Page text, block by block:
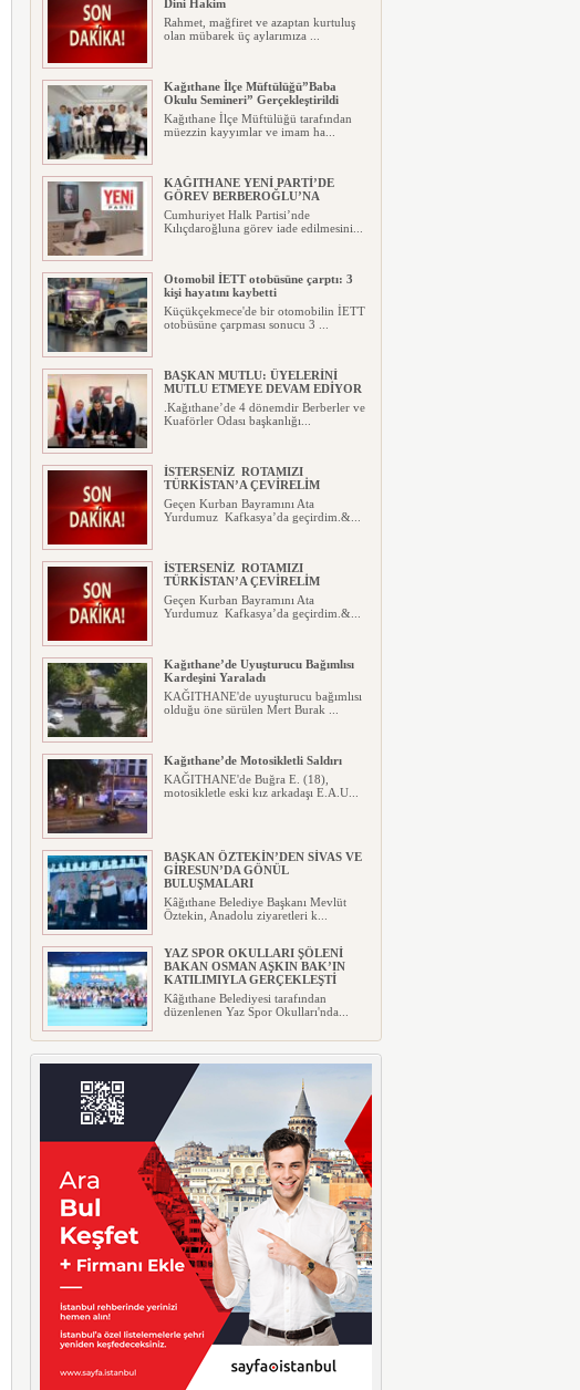
Dini Hakim
Rahmet, mağfiret ve azaptan kurtuluş
olan mübarek üç aylarımıza ...
Kağıthane İlçe Müftülüğü”Baba
Okulu Semineri” Gerçekleştirildi
Kağıthane İlçe Müftülüğü tarafından
müezzin kayyımlar ve imam ha...
KAĞITHANE YENİ PARTİ’DE
GÖREV BERBEROĞLU’NA
Cumhuriyet Halk Partisi’nde
Kılıçdaroğluna görev iade edilmesini...
Otomobil İETT otobüsüne çarptı: 3
kişi hayatını kaybetti
Küçükçekmece'de bir otomobilin İETT
otobüsüne çarpması sonucu 3 ...
BAŞKAN MUTLU: ÜYELERİNİ
MUTLU ETMEYE DEVAM EDİYOR
.Kağıthane’de 4 dönemdir Berberler ve
Kuaförler Odası başkanlığı...
İSTERSENİZ ROTAMIZI
TÜRKİSTAN’A ÇEVİRELİM
Geçen Kurban Bayramını Ata
Yurdumuz Kafkasya’da geçirdim.&...
İSTERSENİZ ROTAMIZI
TÜRKİSTAN’A ÇEVİRELİM
Geçen Kurban Bayramını Ata
Yurdumuz Kafkasya’da geçirdim.&...
Kağıthane’de Uyuşturucu Bağımlısı
Kardeşini Yaraladı
KAĞITHANE'de uyuşturucu bağımlısı
olduğu öne sürülen Mert Burak ...
Kağıthane’de Motosikletli Saldırı
KAĞITHANE'de Buğra E. (18),
motosikletle eski kız arkadaşı E.A.U...
BAŞKAN ÖZTEKİN’DEN SİVAS VE
GİRESUN’DA GÖNÜL
BULUŞMALARI
Kâğıthane Belediye Başkanı Mevlüt
Öztekin, Anadolu ziyaretleri k...
YAZ SPOR OKULLARI ŞÖLENİ
BAKAN OSMAN AŞKIN BAK’IN
KATILIMIYLA GERÇEKLEŞTİ
Kâğıthane Belediyesi tarafından
düzenlenen Yaz Spor Okulları'nda...